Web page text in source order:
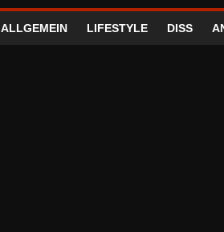
ALLGEMEIN LIFESTYLE DISS